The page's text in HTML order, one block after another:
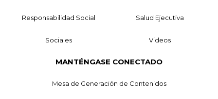
Responsabilidad Social Salud Ejecutiva
Sociales Videos
MANTÉNGASE CONECTADO
Mesa de Generación de Contenidos